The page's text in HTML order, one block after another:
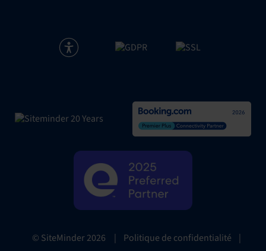
© SiteMinder2026 | Politique de confidentialité |